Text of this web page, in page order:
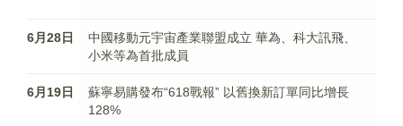
6月28日
中國移動元宇宙產業聯盟成立 華為、科大訊飛、
小米等為首批成員
6月19日
蘇寧易購發布“618戰報” 以舊換新訂單同比增長
128%